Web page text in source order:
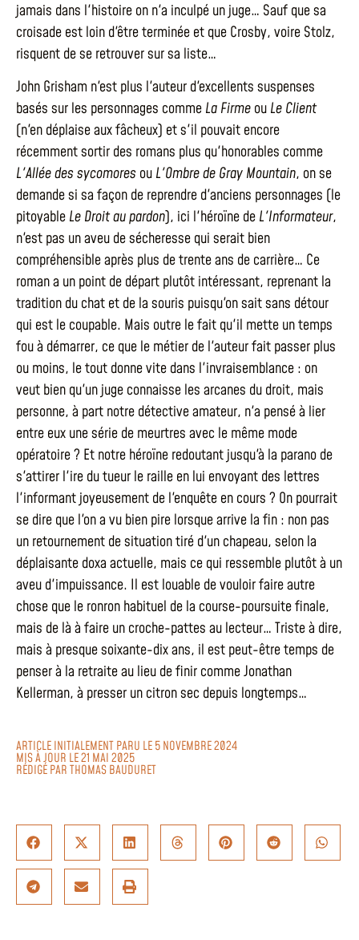
jamais dans l'histoire on n'a inculpé un juge… Sauf que sa
croisade est loin d'être terminée et que Crosby, voire Stolz,
risquent de se retrouver sur sa liste…
John Grisham n'est plus l'auteur d'excellents suspenses
basés sur les personnages comme La Firme ou Le Client
(n'en déplaise aux fâcheux) et s'il pouvait encore
récemment sortir des romans plus qu'honorables comme
L'Allée des sycomores ou L'Ombre de Gray Mountain, on se
demande si sa façon de reprendre d'anciens personnages (le
pitoyable Le Droit au pardon), ici l'héroïne de L'Informateur,
n'est pas un aveu de sécheresse qui serait bien
compréhensible après plus de trente ans de carrière… Ce
roman a un point de départ plutôt intéressant, reprenant la
tradition du chat et de la souris puisqu'on sait sans détour
qui est le coupable. Mais outre le fait qu'il mette un temps
fou à démarrer, ce que le métier de l'auteur fait passer plus
ou moins, le tout donne vite dans l'invraisemblance : on
veut bien qu'un juge connaisse les arcanes du droit, mais
personne, à part notre détective amateur, n'a pensé à lier
entre eux une série de meurtres avec le même mode
opératoire ? Et notre héroïne redoutant jusqu'à la parano de
s'attirer l'ire du tueur le raille en lui envoyant des lettres
l'informant joyeusement de l'enquête en cours ? On pourrait
se dire que l'on a vu bien pire lorsque arrive la fin : non pas
un retournement de situation tiré d'un chapeau, selon la
déplaisante doxa actuelle, mais ce qui ressemble plutôt à un
aveu d'impuissance. Il est louable de vouloir faire autre
chose que le ronron habituel de la course-poursuite finale,
mais de là à faire un croche-pattes au lecteur… Triste à dire,
mais à presque soixante-dix ans, il est peut-être temps de
penser à la retraite au lieu de finir comme Jonathan
Kellerman, à presser un citron sec depuis longtemps…
ARTICLE INITIALEMENT PARU LE 5 NOVEMBRE 2024
MIS À JOUR LE 21 MAI 2025
RÉDIGÉ PARTHOMAS BAUDURET